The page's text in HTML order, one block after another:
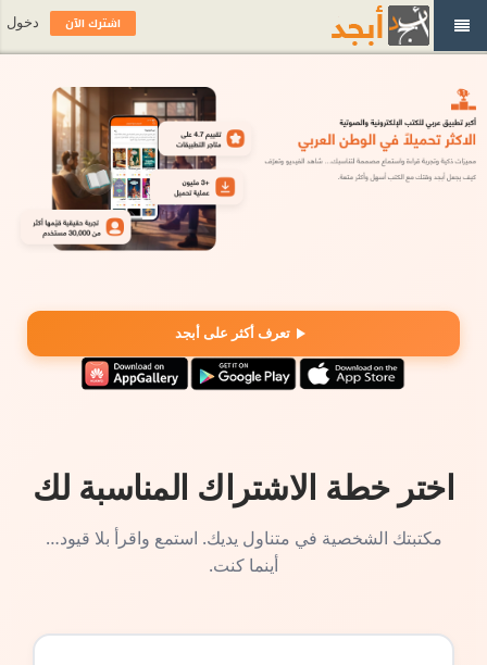
تعرف أكثر على أبجد
اختر خطة الاشتراك المناسبة لك
مكتبتك الشخصية في متناول يديك. استمع واقرأ بلا قيود…
أينما كنت.
اشترك الآن دخول